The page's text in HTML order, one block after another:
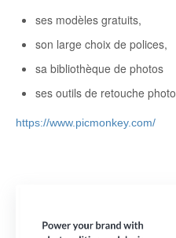
ses modèles gratuits,
son large choix de polices,
sa bibliothèque de photos
ses outils de retouche photo
https://www.picmonkey.com/